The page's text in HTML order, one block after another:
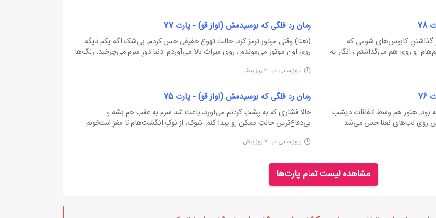
کشیدنم حتی.
ترک خورد.
بعد که وا شه شیرینه.
محمدرضا بیاد، بگه «نعنا خسته شدم»، من چایی بریزم، ذوق کنم از اینکه خانومشم.
کابوس‌های شومی که
رو روی هم می‌گذاشتم ، انگار یه
نفسی بریده از خواب پریده بودم.
رمان رد فلگی که بوسیدمش (آواز قو) - پارت 77
(نعنا) وقتی موتور ترمز کرد، حالت تهوع خفیفی حس کردم. بی‌شک اگه یکم دیگه
روی اون موتور می‌موندم ، روی میراث بالا می‌‌آوردم. دنیا دورِ سرم می‌چرخید، رنگ‌ها
سرعتِ نور چه سرعتی وجود داشت ، با همون سرعت میراث روند و به مدرسه رس...
بروزرسانی در : ۳ روز پیش
بود. هنوز هم وسطِ اتفاقات دیشب
روی لب‌های نعنا حس می‌شد.
می‌کرد که بدبختی ، برع...
رمان رد فلگی که بوسیدمش (آواز قو) - پارت 75
حالا فشاری که به پشتِ گردنم می‌آورد، باعث شد سرم به عقب خم بشه و
بی‌دفاع‌ترین حالتِ ممکن رو پیدا کنم. شوک، از نوکِ انگشت‌هام تا مغزِ استخونم
گرد شدنِ چشم‌هام‌شد. سد محکم دندون هام‌رو شکست و به داخل دهنم پیشروی
کرد. نا...
بروزرسانی در : ۷ روز پیش
مشاهده لیست تمام پارت‌ها